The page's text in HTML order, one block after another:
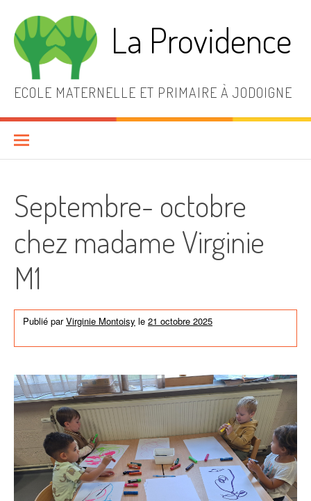
contenu
La Providence
ECOLE MATERNELLE ET PRIMAIRE À JODOIGNE
Septembre- octobre
chez madame Virginie
M1
Publié parVirginie Montoisy le 21 octobre 2025